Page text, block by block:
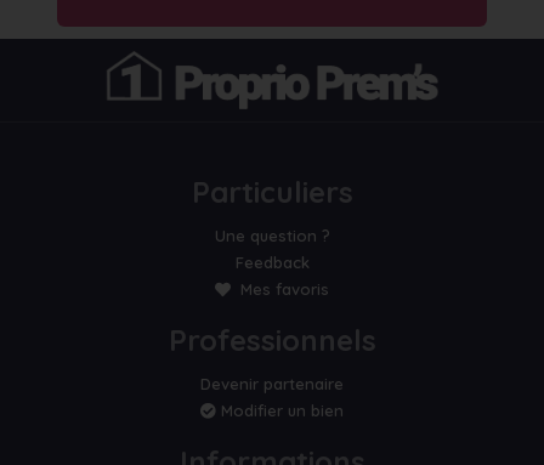
Particuliers
Une question ?
Feedback
Mes favoris
Professionnels
Devenir partenaire
Modifier un bien